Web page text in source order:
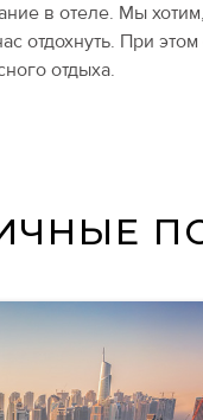
в отеле. Мы
При
отдыха.